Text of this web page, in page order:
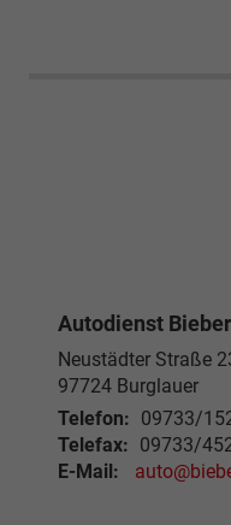
Autodienst
Neustädter Straße
97724 Burglauer
Telefon: 09733/
Telefax: 09733/
E-Mail: